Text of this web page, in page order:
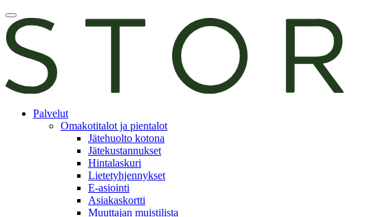
Skip
to
content
Avaa
päävalikko
asiointiPalvelut
Omakotitalot ja pientalot
Jätehuolto kotona
Jätekustannukset
Hintalaskuri
Lietetyhjennykset
E-asiointi
Asiakaskortti
Muuttajan muistilista